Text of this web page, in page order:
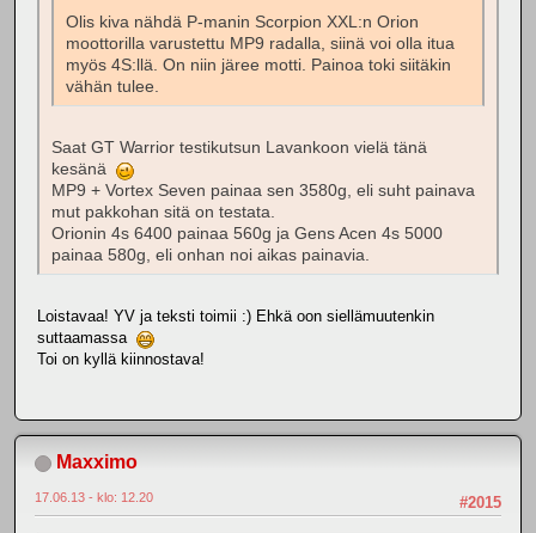
Olis kiva nähdä P-manin Scorpion XXL:n Orion
moottorilla varustettu MP9 radalla, siinä voi olla itua
myös 4S:llä. On niin järee motti. Painoa toki siitäkin
vähän tulee.
Saat GT Warrior testikutsun Lavankoon vielä tänä
kesänä
MP9 + Vortex Seven painaa sen 3580g, eli suht painava
mut pakkohan sitä on testata.
Orionin 4s 6400 painaa 560g ja Gens Acen 4s 5000
painaa 580g, eli onhan noi aikas painavia.
Loistavaa! YV ja teksti toimii :) Ehkä oon siellämuutenkin
suttaamassa
Toi on kyllä kiinnostava!
Maxximo
#2015
17.06.13 - klo: 12.20